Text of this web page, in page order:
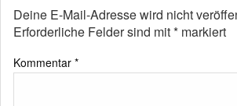
Deine E-Mail-Adresse wird nicht
Erforderliche Felder sind mit* markiert
Kommentar *